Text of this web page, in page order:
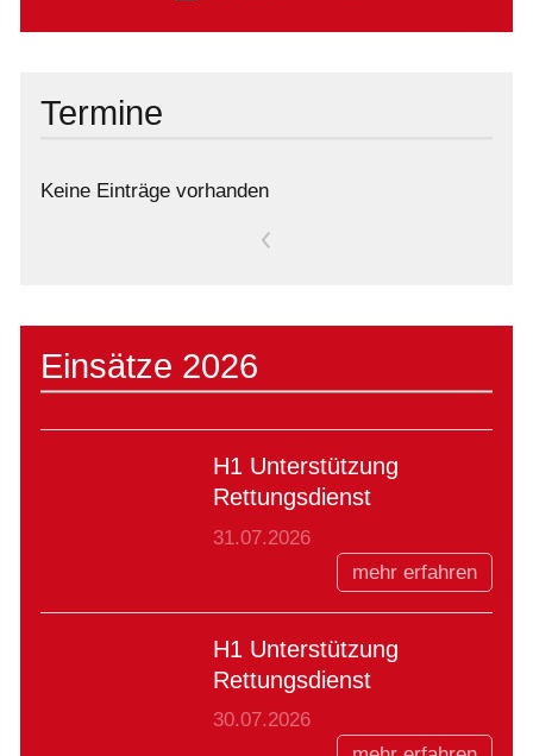
Termine
Keine Einträge vorhanden
<
Einsätze 2026
H1 Unterstützung
Rettungsdienst
31.07.2026
mehr erfahren
H1 Unterstützung
Rettungsdienst
30.07.2026